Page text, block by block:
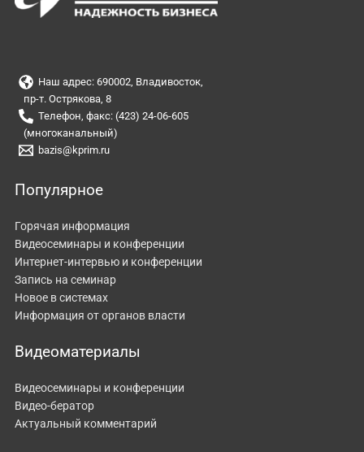
Наш адрес: 690002, Владивосток,
пр-т. Острякова, 8
Телефон, факс: (423) 24-06-605
(многоканальный)
bazis@kprim.ru
Популярное
Горячая информация
Видеосеминары и конференции
Интернет-интервью и конференции
Запись на семинар
Новое в системах
Информация от органов власти
Видеоматериалы
Видеосеминары и конференции
Видео-бератор
Актуальный комментарий